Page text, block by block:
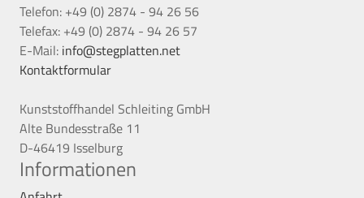
Telefon: +49 (0) 2874 - 94 26 56
Telefax: +49 (0) 2874 - 94 26 57
E-Mail: info@stegplatten.net
Kontaktformular
Kunststoffhandel Schleiting GmbH
Alte Bundesstraße 11
D-46419 Isselburg
Informationen